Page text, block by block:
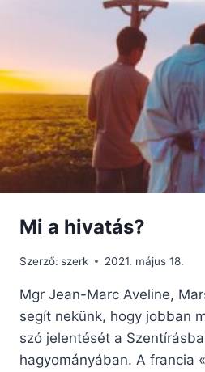
KÉSZÍTETTEK
KATOLIKUSOK
SZÁMÁRA
Mi a hivatás?
Szerző: szerk 2021. május 18.
Mgr Jean-Marc Aveline,
segít nekünk, hogy jobban
szó jelentését a
hagyományában. A francia